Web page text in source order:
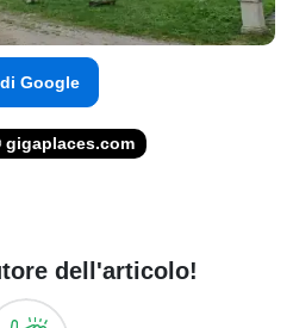
Google
gigaplaces.com
dell'articolo!